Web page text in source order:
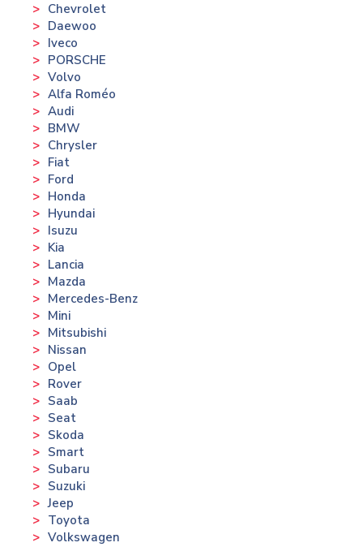
Chevrolet
Daewoo
Iveco
PORSCHE
Volvo
Alfa Roméo
Audi
BMW
Chrysler
Fiat
Ford
Honda
Hyundai
Isuzu
Kia
Lancia
Mazda
Mercedes-Benz
Mini
Mitsubishi
Nissan
Opel
Rover
Saab
Seat
Skoda
Smart
Subaru
Suzuki
Jeep
Toyota
Volkswagen